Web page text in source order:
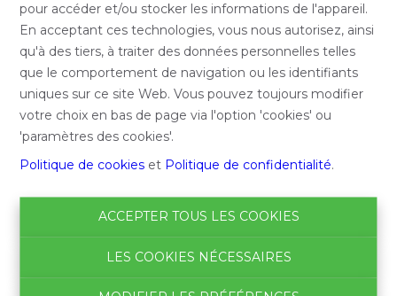
pour accéder et/ou stocker les informations de l'appareil.
En acceptant ces technologies, vous nous autorisez, ainsi
qu'à des tiers, à traiter des données personnelles telles
que le comportement de navigation ou les identifiants
uniques sur ce site Web. Vous pouvez toujours modifier
votre choix en bas de page via l'option 'cookies' ou
'paramètres des cookies'.
Politique de cookies et Politique de confidentialité.
ACCEPTER TOUS LES COOKIES
LES COOKIES NÉCESSAIRES